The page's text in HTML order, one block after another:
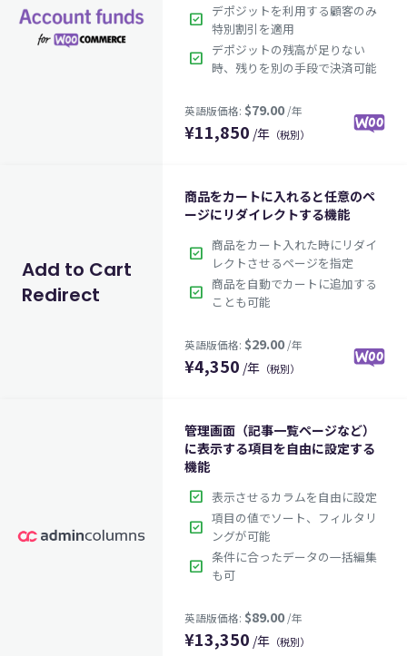
check_box デポジットを利用する顧客のみ
特別割引を適用
check_box デポジットの残高が足りない
時、残りを別の手段で決済可能
英語版価格:$79.00/年
¥11,850 /年 （税別）
Add to Cart
Redirect
商品をカートに入れると任意のペ
ージにリダイレクトする機能
check_box 商品をカート入れた時にリダイ
レクトさせるページを指定
check_box 商品を自動でカートに追加する
ことも可能
英語版価格: $29.00
¥4,350 /年 （税別）
管理画面（記事一覧ページなど）
に表示する項目を自由に設定する
機能
check_box 表示させるカラムを自由に設定
check_box 項目の値でソート、フィルタリ
ングが可能
check_box 条件に合ったデータの一括編集
も可
¥13,350 /年 （税別）